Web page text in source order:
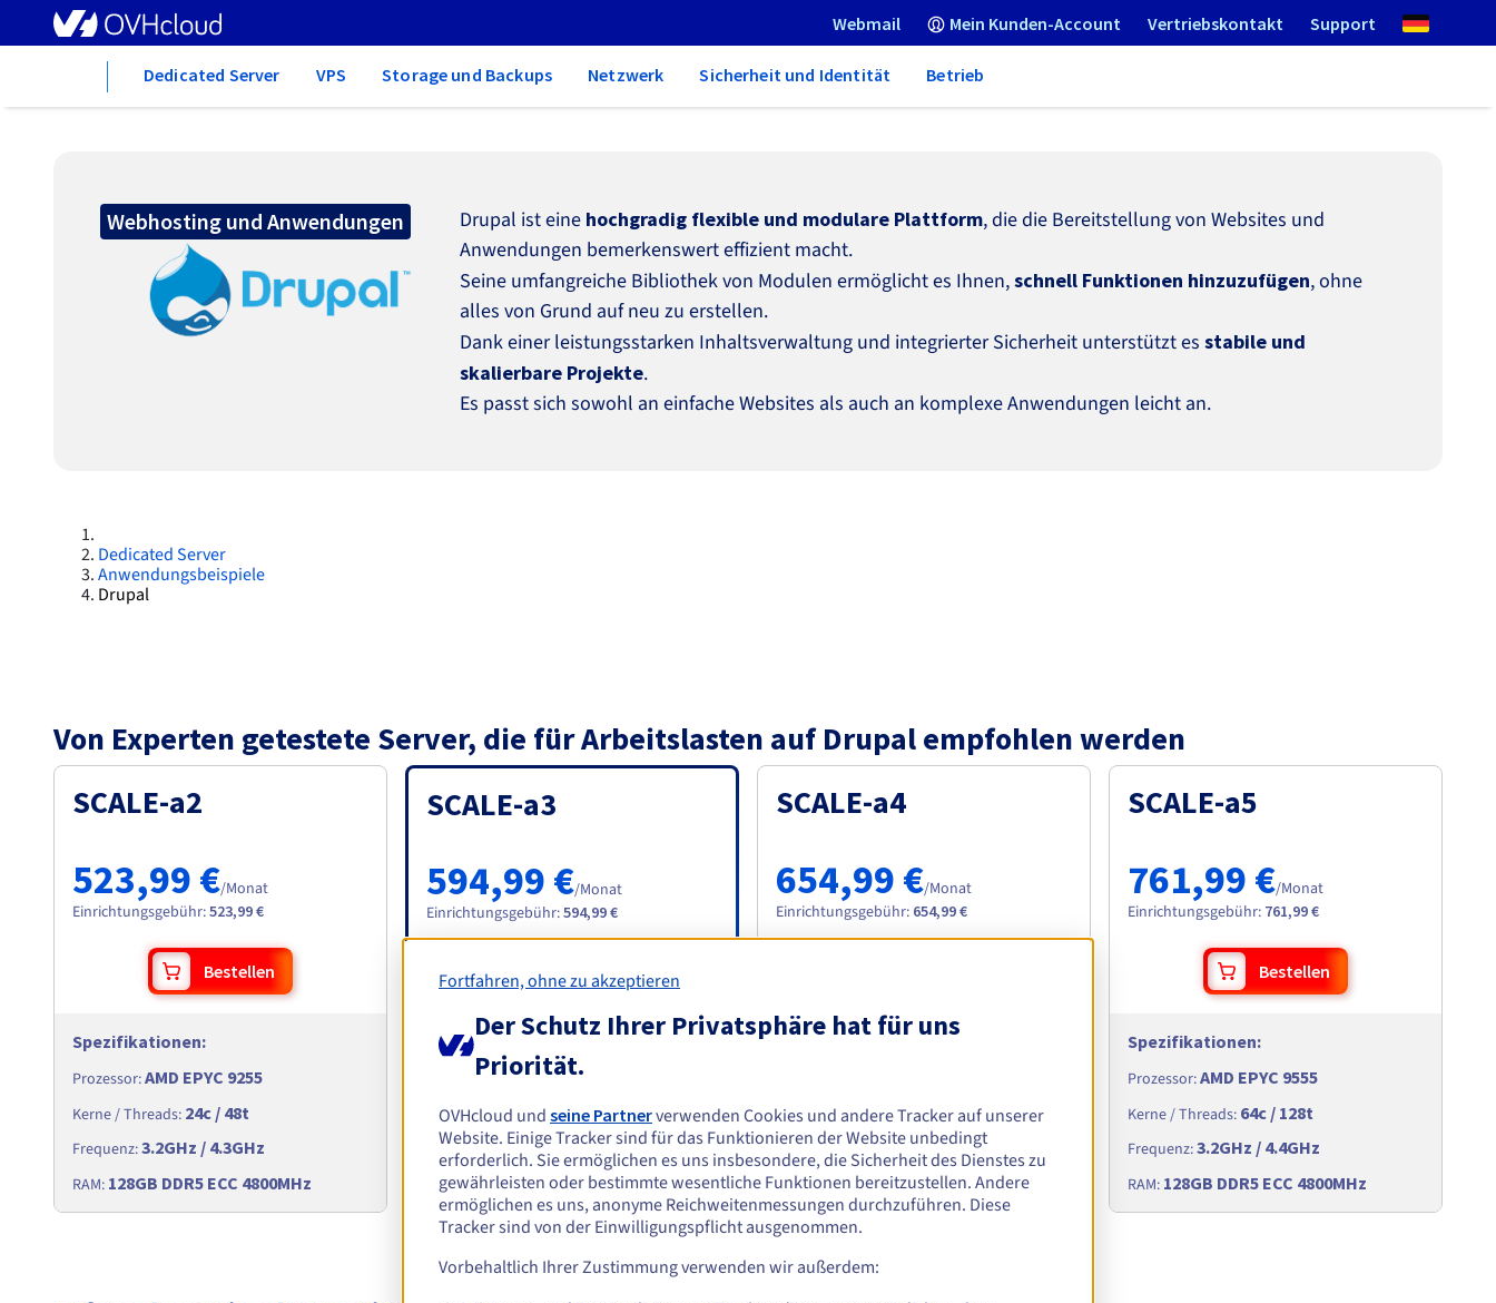
Webmail Mein Kunden-Account Vertriebskontakt Support
Dedicated Server VPS Storage und Backups Netzwerk Sicherheit und Identität Betrieb
Webhosting und Anwendungen Drupal ist eine hochgradig flexible und modulare Plattform, die die Bereitstellung von Websites und
Anwendungen bemerkenswert effizient macht.
Seine umfangreiche Bibliothek von Modulen ermöglicht es Ihnen,schnell Funktionen hinzuzufügen, ohne
alles von Grund auf neu zu erstellen.
Dank einer leistungsstarken Inhaltsverwaltung und integrierter Sicherheit unterstützt es stabile und
skalierbare Projekte.
Es passt sich sowohl an einfache Websites als auch an komplexe Anwendungen leicht an.
Dedicated Server
Anwendungsbeispiele
Drupal
Von Experten getestete Server, die für Arbeitslasten auf Drupal empfohlen werden
SCALE-a2
523,99 €/Monat
Einrichtungsgebühr:523,99 €
Bestellen
Spezifikationen:
Prozessor:AMD EPYC 9255
Kerne / Threads: 24c / 48t
Frequenz:3.2GHz / 4.3GHz
RAM: 128GB DDR5 ECC 4800MHz
SCALE-a3
594,99 €/Monat
Einrichtungsgebühr:594,99 €
Bestellen
Spezifikationen:
Prozessor : AMD EPYC 9355
Kerne / Threads:32c / 64t
Frequenz:3.55GHz / 4.4GHz
RAM:128GB DDR5 ECC 4800MHz
SCALE-a4
654,99 €/Monat
Einrichtungsgebühr: 654,99 €
Spezifikationen:
Kerne / Threads:48c / 96t
Frequenz: 3.15GHz / 4.4GHz
RAM:128GB DDR5 ECC 4800MHz
SCALE-a5
761,99 €/Monat
Einrichtungsgebühr: 761,99 €
Bestellen
Spezifikationen:
Prozessor:AMD EPYC 9555
Kerne / Threads: 64c / 128t
Frequenz:3.2GHz / 4.4GHz
RAM: 128GB DDR5 ECC 4800MHz
Mehr Details anzeigen
Fortfahren, ohne zu akzeptieren
Der Schutz Ihrer Privatsphäre hat für uns
Priorität.
OVHcloud und seine Partnerverwenden Cookies und andere Tracker auf unserer
Website. Einige Tracker sind für das Funktionieren der Website unbedingt
erforderlich. Sie ermöglichen es uns insbesondere, die Sicherheit des Dienstes zu
gewährleisten oder bestimmte wesentliche Funktionen bereitzustellen. Andere
ermöglichen es uns, anonyme Reichweitenmessungen durchzuführen. Diese
Tracker sind von der Einwilligungspflicht ausgenommen.
Vorbehaltlich Ihrer Zustimmung verwenden wir außerdem: